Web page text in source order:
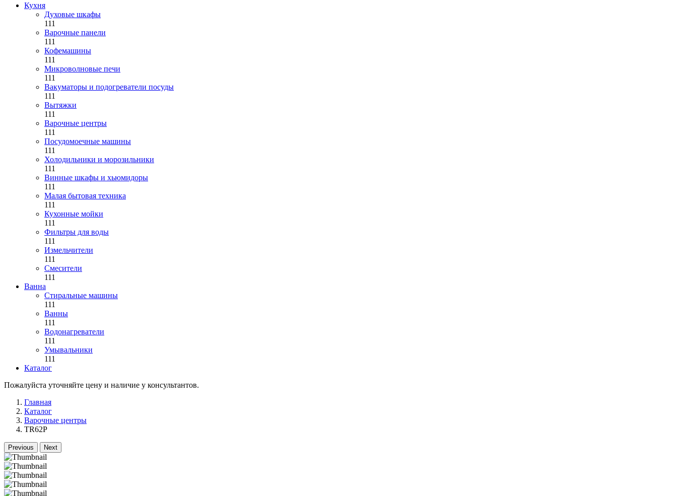
Кухня
Духовые шкафы
111
Варочные панели
111
Кофемашины
111
Микроволновые печи
111
Вакуматоры и подогреватели посуды
111
Вытяжки
111
Варочные центры
111
Посудомоечные машины
111
Холодильники и морозильники
111
Винные шкафы и хьюмидоры
111
Малая бытовая техника
111
Кухонные мойки
111
Фильтры для воды
111
Измельчители
111
Смесители
111
Ванна
Стиральные машины
111
Ванны
111
Водонагреватели
111
Умывальники
111
Каталог
Пожалуйста уточняйте цену и наличие у консультантов.
Главная
Каталог
Варочные центры
TR62P
Previous Next